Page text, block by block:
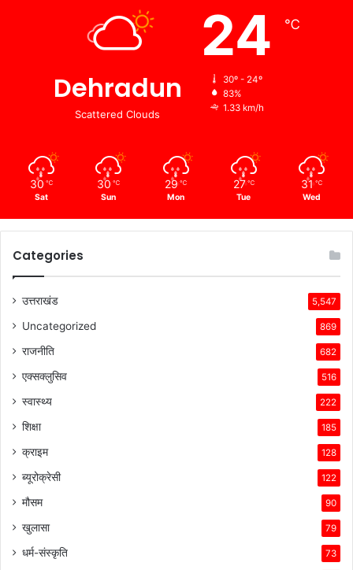
Dehradun
Scattered Clouds
24 ℃
30º - 24º
83%
1.33 km/h
30 ℃
Sat
30 ℃
Sun
29 ℃
Mon
27 ℃
Tue
31 ℃
Wed
Categories
उत्तराखंड 5,547
Uncategorized 869
राजनीति 682
एक्सक्लुसिव 516
स्वास्थ्य 222
शिक्षा 185
क्राइम 128
ब्यूरोक्रेसी 122
मौसम 90
खुलासा 79
धर्म-संस्कृति 73